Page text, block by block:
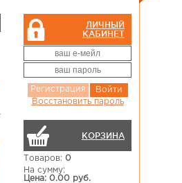
ЛИЧНЫЙ
КАБИНЕТ
Регистрация
Войти
Восстановить пароль
КОРЗИНА
Товаров: 0
На сумму:
Цена: 0.00 руб.